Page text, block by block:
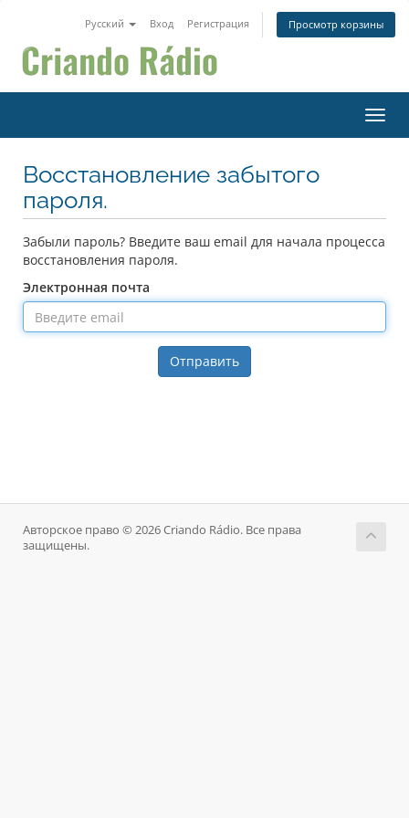
Русский Вход Регистрация Просмотр корзины
Восстановление забытого
пароля.
Забыли пароль? Введите ваш email для начала процесса
восстановления пароля.
Электронная почта
Отправить
Авторское право © 2026 Criando Rádio. Все права
защищены.